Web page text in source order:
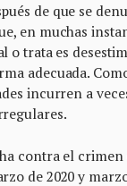
de que se
en muchas
o trata es
adecuada.
incurren a
contra el crimen
de 2020 y